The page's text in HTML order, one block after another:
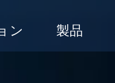
ン 製品